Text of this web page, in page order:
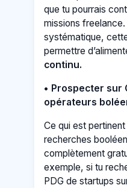
que tu pourrais
missions
systématique,
permettre
continu.
• Prospecter sur
opérateurs
Ce qui est
recherches
complètement
exemple, si tu
PDG de startups